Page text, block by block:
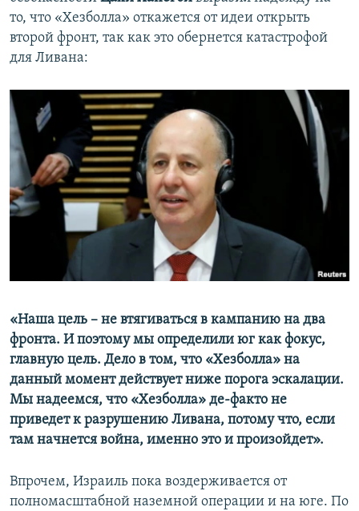
то, что «Хезболла» откажется от идеи открыть
второй фронт, так как это обернется катастрофой
для Ливана:
«Наша цель – не втягиваться в кампанию на два
фронта. И поэтому мы определили юг как фокус,
главную цель. Дело в том, что «Хезболла» на
данный момент действует ниже порога эскалации.
Мы надеемся, что «Хезболла» де-факто не
приведет к разрушению Ливана, потому что, если
там начнется война, именно это и произойдет».
Впрочем, Израиль пока воздерживается от
полномасштабной наземной операции и на юге. По